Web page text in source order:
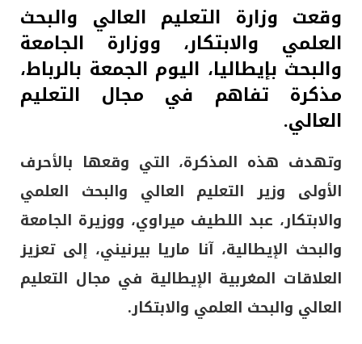
وقعت وزارة التعليم العالي والبحث
العلمي والابتكار، ووزارة الجامعة
والبحث بإيطاليا، اليوم الجمعة بالرباط،
مذكرة تفاهم في مجال التعليم
العالي.
وتهدف هذه المذكرة، التي وقعها بالأحرف
الأولى وزير التعليم العالي والبحث العلمي
والابتكار، عبد اللطيف ميراوي، ووزيرة الجامعة
والبحث الإيطالية، آنا ماريا بيرنيني، إلى تعزيز
العلاقات المغربية الإيطالية في مجال التعليم
العالي والبحث العلمي والابتكار.